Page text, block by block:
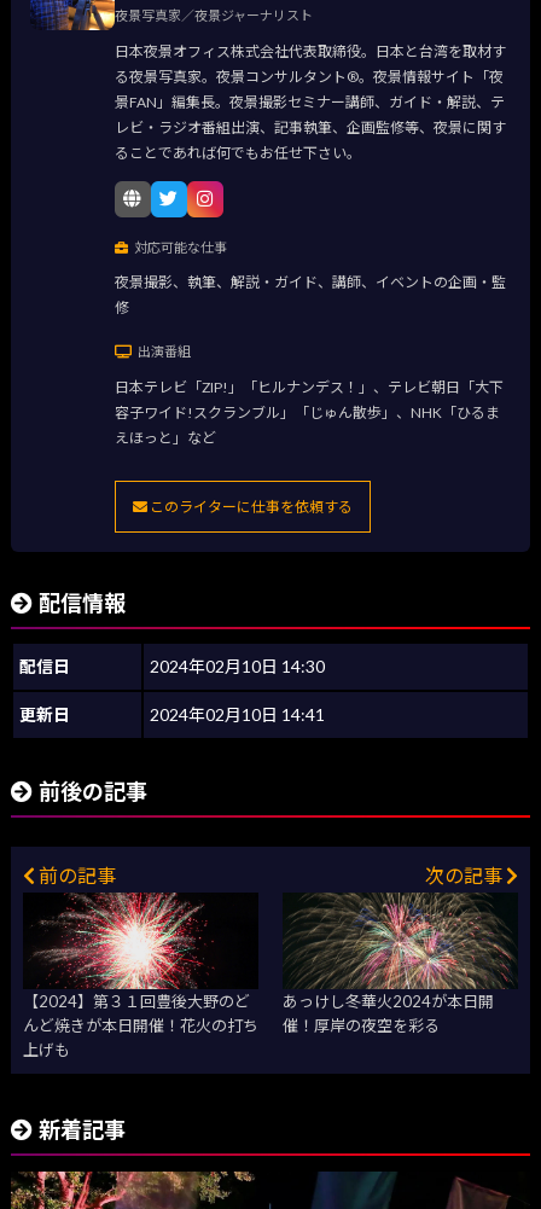
夜景写真家／夜景ジャーナリスト
日本夜景オフィス株式会社代表取締役。日本と台湾を取材す
る夜景写真家。夜景コンサルタント®。夜景情報サイト「夜
景FAN」編集長。夜景撮影セミナー講師、ガイド・解説、テ
レビ・ラジオ番組出演、記事執筆、企画監修等、夜景に関す
ることであれば何でもお任せ下さい。
対応可能な仕事
夜景撮影、執筆、解説・ガイド、講師、イベントの企画・監
修
出演番組
日本テレビ「ZIP!」「ヒルナンデス！」、テレビ朝日「大下
容子ワイド!スクランブル」「じゅん散歩」、NHK「ひるま
えほっと」など
このライターに仕事を依頼する
配信情報
配信日 2024年02月10日 14:30
更新日 2024年02月10日 14:41
前後の記事
前の記事
【2024】第３１回豊後大野のど
んど焼きが本日開催！花火の打ち
上げも
次の記事
あっけし冬華火2024が本日開
催！厚岸の夜空を彩る
新着記事